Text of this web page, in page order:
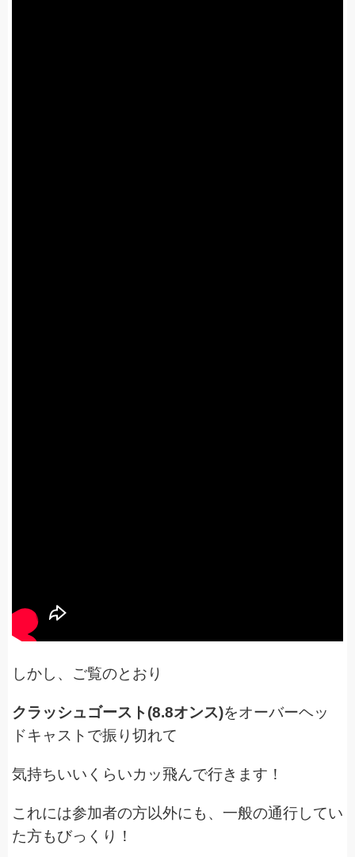
しかし、ご覧のとおり
クラッシュゴースト(8.8オンス)をオーバーヘッ
ドキャストで振り切れて
気持ちいいくらいカッ飛んで行きます！
これには参加者の方以外にも、一般の通行してい
た方もびっくり！